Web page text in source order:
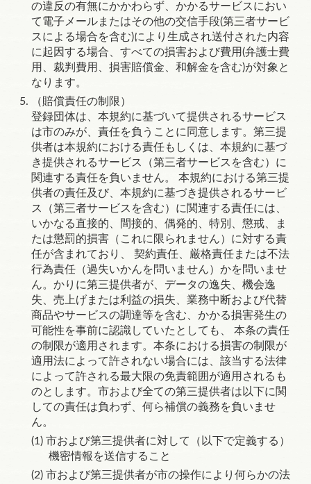
の違反の有無にかかわらず、かかるサービスにおい
て電子メールまたはその他の交信手段(第三者サービ
スによる場合を含む)により生成され送付された内容
に起因する場合、すべての損害および費用(弁護士費
用、裁判費用、損害賠償金、和解金を含む)が対象と
なります。
（賠償責任の制限）
登録団体は、本規約に基づいて提供されるサービス
は市のみが、責任を負うことに同意します。第三提
供者は本規約における責任もしくは、本規約に基づ
き提供されるサービス（第三者サービスを含む）に
関連する責任を負いません。 本規約における第三提
供者の責任及び、本規約に基づき提供されるサービ
ス（第三者サービスを含む）に関連する責任には、
いかなる直接的、間接的、偶発的、特別、懲戒、ま
たは懲罰的損害（これに限られません）に対する責
任が含まれており、 契約責任、厳格責任または不法
行為責任（過失いかんを問いません）かを問いませ
ん。かりに第三提供者が、データの逸失、機会逸
失、売上げまたは利益の損失、業務中断および代替
商品やサービスの調達等を含む、かかる損害発生の
可能性を事前に認識していたとしても、 本条の責任
の制限が適用されます。本条における損害の制限が
適用法によって許されない場合には、該当する法律
によって許される最大限の免責範囲が適用されるも
のとします。市および全ての第三提供者は以下に関
しての責任は負わず、何ら補償の義務を負いませ
ん。
市および第三提供者に対して（以下で定義する）
機密情報を送信すること
市および第三提供者が市の操作により何らかの法